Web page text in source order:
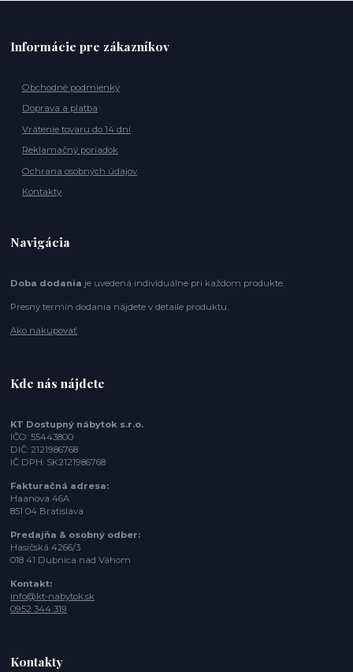
Informácie pre zákazníkov
Obchodné podmienky
Doprava a platba
Vrátenie tovaru do 14 dní
Reklamačný poriadok
Ochrana osobných údajov
Kontakty
Navigácia
Doba dodania je uvedená individuálne pri každom produkte.
Presný termín dodania nájdete v detaile produktu.
Ako nakupovať
Kde nás nájdete
KT Dostupný nábytok s.r.o.
IČO: 55443800
DIČ: 2121986768
IČ DPH: SK2121986768
Fakturačná adresa:
Haanova 46A
851 04 Bratislava
Predajňa & osobný odber:
Hasičská 4266/3
018 41 Dubnica nad Váhom
Kontakt:
info@kt-nabytok.sk
0952 344 319
Kontakty